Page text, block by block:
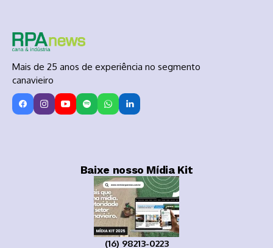
Mais de 25 anos de experiência no segmento
canavieiro
Baixe nosso Mídia Kit
(16) 98213-0223